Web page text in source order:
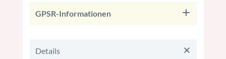
GPSR-Informationen
Details